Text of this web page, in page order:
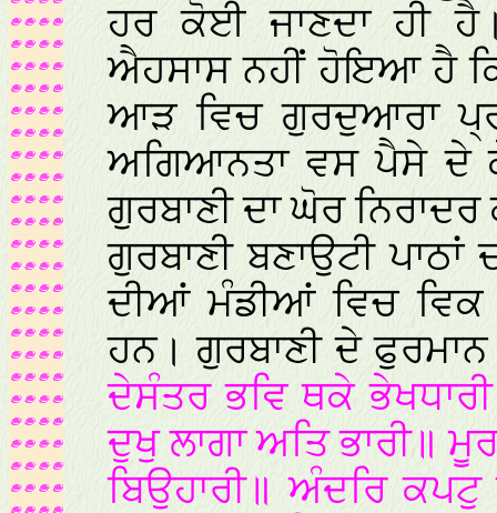
ਹਰ ਕੋਈ ਜਾਣਦਾ ਹੀ
ਐਹਸਾਸ ਨਹੀਂ ਹੋਇਆ ਹੈ
ਆੜ ਵਿਚ ਗੁਰਦੁਆਰਾ
ਅਗਿਆਨਤਾ ਵਸ ਪੈਸੇ ਦੇ ਕੇ
ਗੁਰਬਾਣੀ ਦਾ ਘੋਰ
ਗੁਰਬਾਣੀ ਬਣਾਉਟੀ
ਦੀਆਂ ਮੰਡੀਆਂ ਵਿਚ
ਹਨ। ਗੁਰਬਾਣੀ ਦੇ
ਦੇਸੰਤਰ ਭਵਿ ਥਕੇ
ਦੁਖੁ ਲਾਗਾ ਅਤਿ ਭਾਰੀ॥
ਬਿਉਹਾਰੀ॥ ਅੰਦਰਿ